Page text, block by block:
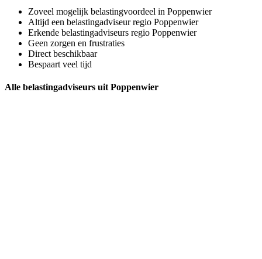
Zoveel mogelijk belastingvoordeel in Poppenwier
Altijd een belastingadviseur regio Poppenwier
Erkende belastingadviseurs regio Poppenwier
Geen zorgen en frustraties
Direct beschikbaar
Bespaart veel tijd
Alle belastingadviseurs uit Poppenwier